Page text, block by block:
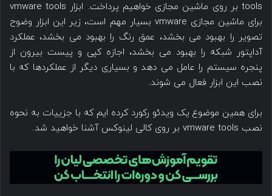
tools بر روی ماشین مجازی خواهیم پرداخت. ابزار vmware tools
برای ماشین مجازی vmware بسیار مهم است، زیر این ابزار وضوح
تصویر را بهبود می بخشد، عمق رنگ را بهبود می بخشد، عملکرد
آداپتور شبکه را بهبود می بخشد، اجازه کپی و پیست بیرون از
پنجره سیستم را عامل می دهد و بسیاری دیگر از عملکردها که با
نصب این ابزار فعال می شوند.
برای همین موضوع یک ویدئو رکورد کرده ایم که با جزییات به نحوه
نصب vmware tools بر روی کالی لینوکس آشنا خواهید شد.